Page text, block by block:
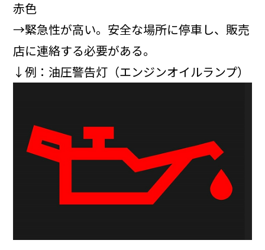
赤色
→緊急性が高い。安全な場所に停車し、販売
店に連絡する必要がある。
↓例：油圧警告灯（エンジンオイルランプ）